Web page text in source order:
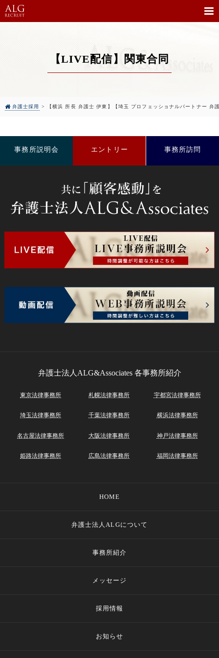
【LIVE配信】関東合同
弁護士採用 > 【横浜 所長 弁護士 伊東】【埼玉 プロフェッショナルパートナー 弁
弁護士法人ALG&Associates 各事務所紹介
東京法律事務所 札幌法律事務所 宇都宮法律事務所
埼玉法律事務所 千葉法律事務所 横浜法律事務所
名古屋法律事務所 大阪法律事務所 神戸法律事務所
姫路法律事務所 広島法律事務所 福岡法律事務所
HOME
弁護士法人ALGについて
事務所紹介
メッセージ
採用情報
お知らせ